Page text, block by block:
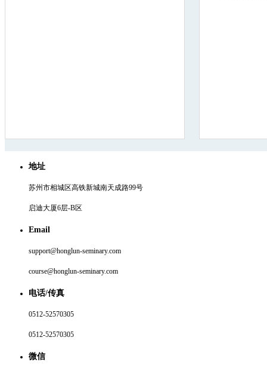
地址
苏州市相城区高铁新城南天成路99号
启迪大厦6层-B区
Email
support@honglun-seminary.com
course@honglun-seminary.com
电话/传真
0512-52570305
0512-52570305
微信